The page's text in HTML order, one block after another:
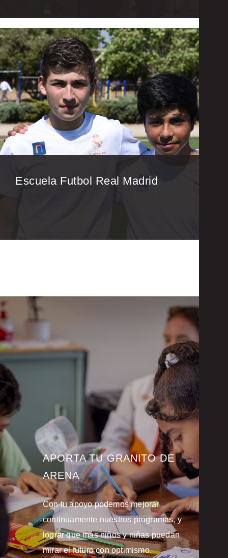
Escuela Futbol Real Madrid
APORTA TU GRANITO DE
ARENA
Con tu apoyo podemos mejorar
continuamente nuestros programas, y
lograr que más niños y niñas puedan
mirar el futuro con optimismo.